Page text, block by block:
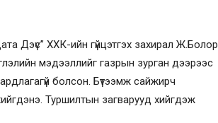
Дэүс” ХХК-ийн гүйцэтгэх захирал Ж.Болор
мэдээллийг газрын зурган дээрээс
болсон. Бүтээмж сайжирч
Туршилтын загварууд хийгдэж